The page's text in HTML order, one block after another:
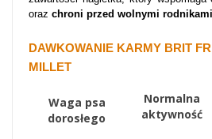
oraz chroni przed wolnymi
DAWKOWANIE KARMY BRIT
MILLET
Waga psa
dorosłego
Normalna
aktywność